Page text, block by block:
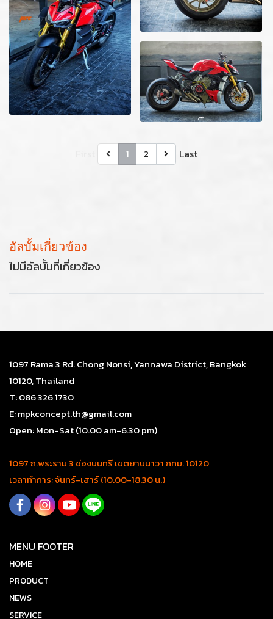
1 2 Last
อัลบั้มเกี่ยวข้อง
ไม่มีอัลบั้มที่เกี่ยวข้อง
1097 Rama 3 Rd. Chong Nonsi, Yannawa District, Bangkok
10120, Thailand
T: 086 326 1730
E: mpkconcept.th@gmail.com
Open: Mon-Sat (10.00 am-6.30 pm)
1097 ถ.พระราม 3 ช่องนนทรี เขตยานนาวา กทม. 10120
เวลาทำการ: จันทร์-เสาร์ (10.00-18.30 น.)
MENU FOOTER
HOME
PRODUCT
NEWS
SERVICE